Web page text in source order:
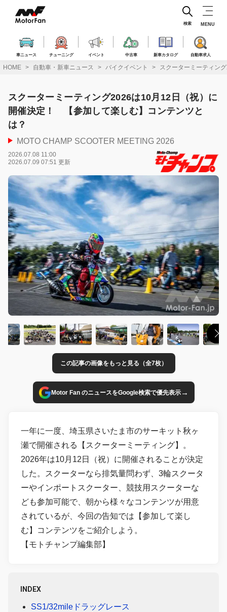
ス
車ニュース チューニング イベント 中古車 新車カタログ 自動車求人
検索 MENU
HOME 自動車・新車ニュース バイクイベント スクーターミーティン
スクーターミーティング2026は10月12日（祝）に
開催決定！ 【参加して楽しむ】コンテンツと
は？
MOTO CHAMP SCOOTER MEETING 2026
2026.07.08 11:00
2026.07.09 07:51 更新
この記事の画像をもっと見る（全7枚）
Motor Fan のニュースをGoogle検索で優先表示→
一年に一度、埼玉県さいたま市のサーキット秋ヶ
瀬で開催される【スクーターミーティング】。
2026年は10月12日（祝）に開催されることが決定
した。スクーターなら排気量問わず、3輪スクータ
ーやインポートスクーター、競技用スクーターな
ども参加可能で、朝から様々なコンテンツが用意
されているが、今回の告知では【参加して楽し
む】コンテンツをご紹介しよう。
【モトチャンプ編集部】
INDEX
SS1/32mileドラッグレース